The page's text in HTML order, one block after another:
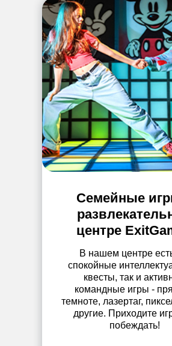
Семейные
центре
В нашем центре
спокойные
квесты, так и
командные игры -
темноте, лазертаг,
другие. Приходите
побеждать!